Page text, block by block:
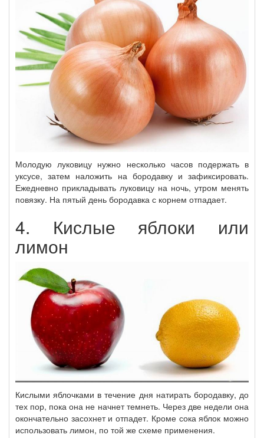
Молодую луковицу нужно несколько часов подержать в
уксусе, затем наложить на бородавку и зафиксировать.
Ежедневно прикладывать луковицу на ночь, утром менять
повязку. На пятый день бородавка с корнем отпадает.
4. Кислые яблоки или
лимон
Кислыми яблочками в течение дня натирать бородавку, до
тех пор, пока она не начнет темнеть. Через две недели она
окончательно засохнет и отпадет. Кроме сока яблок можно
использовать лимон, по той же схеме применения.